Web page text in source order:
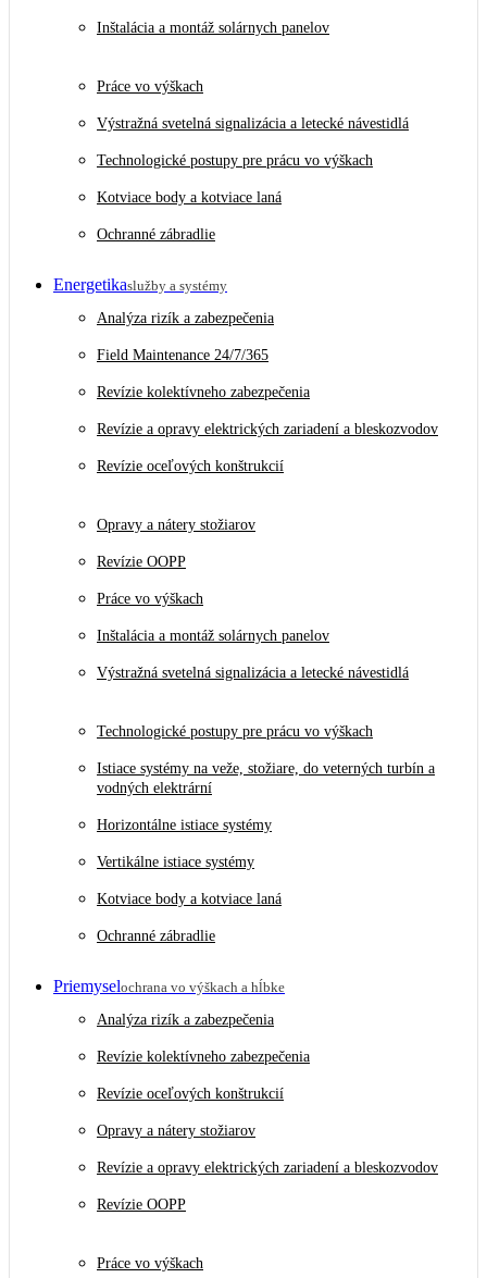
Inštalácia a montáž solárnych panelov
Práce vo výškach
Výstražná svetelná signalizácia a letecké návestidlá
Technologické postupy pre prácu vo výškach
Kotviace body a kotviace laná
Ochranné zábradlie
Energetikaslužby a systémy
Analýza rizík a zabezpečenia
Field Maintenance 24/7/365
Revízie kolektívneho zabezpečenia
Revízie a opravy elektrických zariadení a bleskozvodov
Revízie oceľových konštrukcií
Opravy a nátery stožiarov
Revízie OOPP
Práce vo výškach
Inštalácia a montáž solárnych panelov
Výstražná svetelná signalizácia a letecké návestidlá
Technologické postupy pre prácu vo výškach
Istiace systémy na veže, stožiare, do veterných turbín a
vodných elektrární
Horizontálne istiace systémy
Vertikálne istiace systémy
Kotviace body a kotviace laná
Ochranné zábradlie
Priemyselochrana vo výškach a hĺbke
Analýza rizík a zabezpečenia
Revízie kolektívneho zabezpečenia
Revízie oceľových konštrukcií
Opravy a nátery stožiarov
Revízie a opravy elektrických zariadení a bleskozvodov
Revízie OOPP
Práce vo výškach